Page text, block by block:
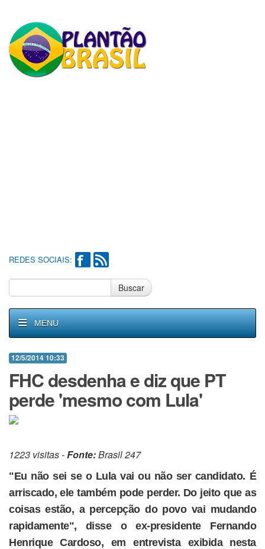
REDES SOCIAIS:
Buscar
MENU
12/5/2014 10:33
FHC desdenha e diz que PT
perde 'mesmo com Lula'
1223 visitas -Fonte:Brasil 247
"Eu não sei se o Lula vai ou não ser candidato. É
arriscado, ele também pode perder. Do jeito que as
coisas estão, a percepção do povo vai mudando
rapidamente", disse o ex-presidente Fernando
Henrique Cardoso, em entrevista exibida nesta